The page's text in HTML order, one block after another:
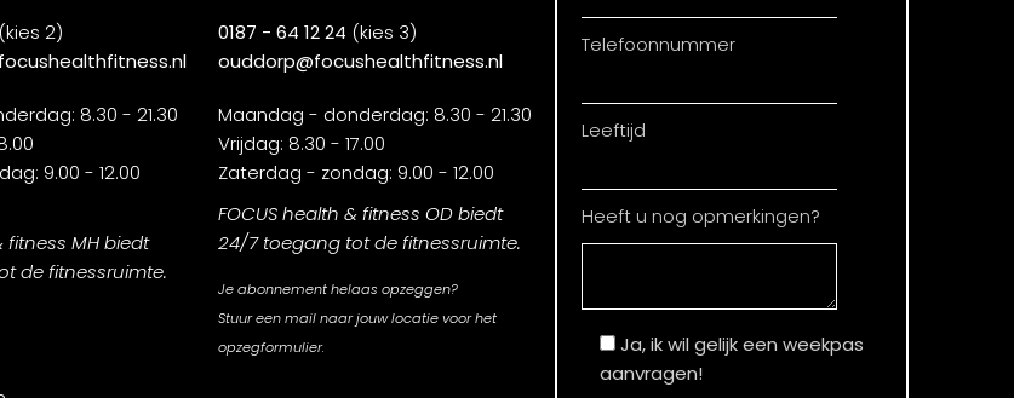
(kies 2)
8.30 - 21.30
9.00 - 12.00
fitness MH biedt
de fitnessruimte.
0187 - 64 12 24 (kies 3)
ouddorp@focushealthfitness.nl
Maandag - donderdag: 8.30 - 21.30
Vrijdag: 8.30 - 17.00
Zaterdag - zondag: 9.00 - 12.00
FOCUS health & fitness OD biedt
24/7 toegang tot de fitnessruimte.
Je abonnement helaas opzeggen?
Stuur een mail naar jouw locatie voor het
opzegformulier.
Telefoonnummer
Leeftijd
Heeft u nog opmerkingen?
Ja, ik wil gelijk een weekpas
aanvragen!